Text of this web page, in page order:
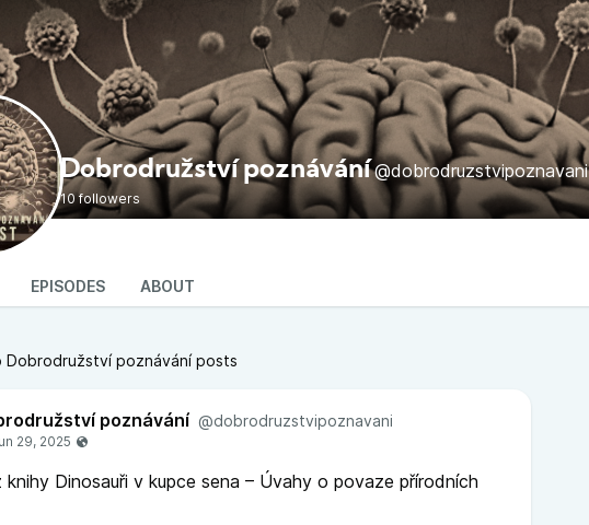
Dobrodružství poznávání @dobrodruzstvipoznavani
10 followers
EPISODES ABOUT
Dobrodružství poznávání posts
poznávání @dobrodruzstvipoznavani
knihy Dinosauři v kupce sena – Úvahy o povaze přírodních